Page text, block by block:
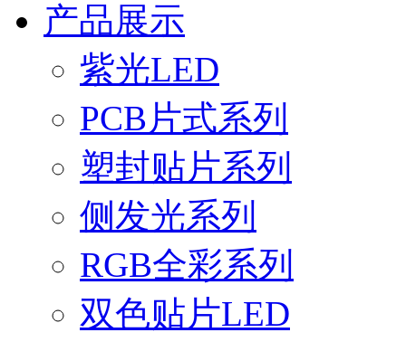
产品展示
紫光LED
PCB片式系列
塑封贴片系列
侧发光系列
RGB全彩系列
双色贴片LED